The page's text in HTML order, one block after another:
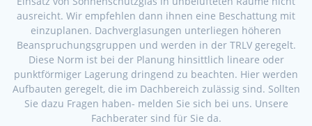
ausreicht. Wir empfehlen dann ihnen eine Beschattung mit
einzuplanen. Dachverglasungen unterliegen höheren
Beanspruchungsgruppen und werden in der TRLV geregelt.
Diese Norm ist bei der Planung hinsittlich lineare oder
punktförmiger Lagerung dringend zu beachten. Hier werden
Aufbauten geregelt, die im Dachbereich zulässig sind. Sollten
Sie dazu Fragen haben- melden Sie sich bei uns. Unsere
Fachberater sind für Sie da.